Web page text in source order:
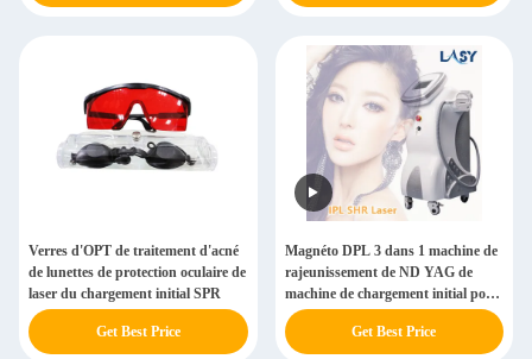
Verres d'OPT de traitement d'acné
de lunettes de protection oculaire de
laser du chargement initial SPR
Get Best Price
Magnéto DPL 3 dans 1 machine de
rajeunissement de ND YAG de
machine de chargement initial pour
le visage
Get Best Price